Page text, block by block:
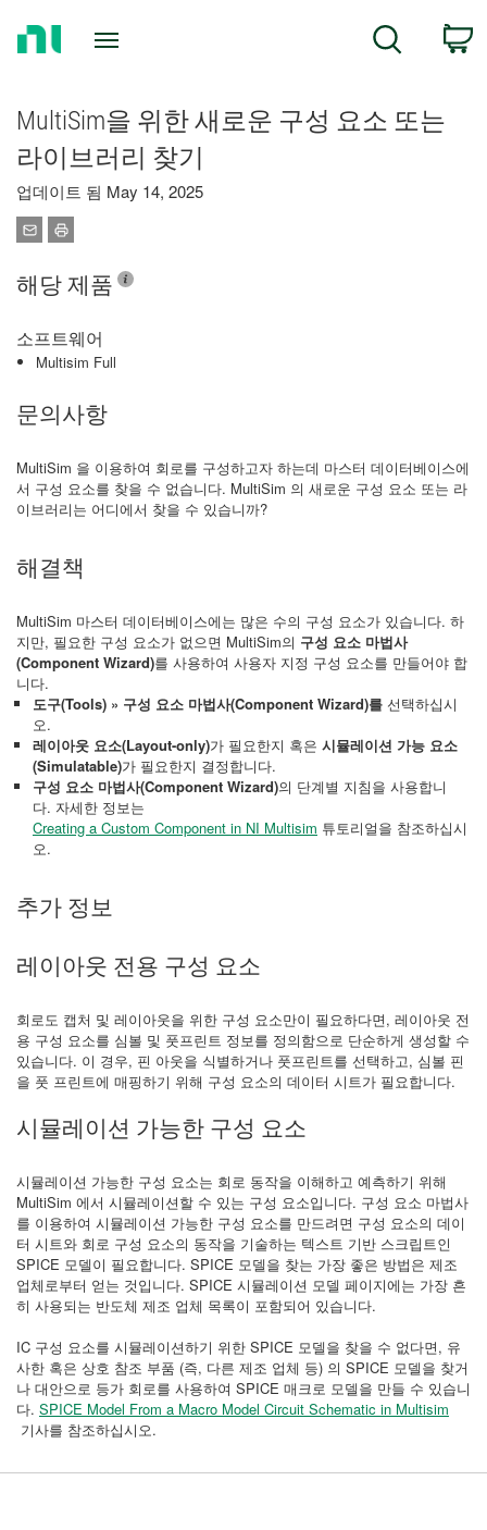
Search
MultiSim을 위한 새로운 구성 요소 또는
라이브러리 찾기
업데이트 됨 May 14, 2025
해당 제품
소프트웨어
Multisim Full
문의사항
MultiSim 을 이용하여 회로를 구성하고자 하는데 마스터 데이터베이스에
서 구성 요소를 찾을 수 없습니다. MultiSim 의 새로운 구성 요소 또는 라
이브러리는 어디에서 찾을 수 있습니까?
해결책
MultiSim 마스터 데이터베이스에는 많은 수의 구성 요소가 있습니다. 하
지만, 필요한 구성 요소가 없으면 MultiSim의 구성 요소 마법사
(Component Wizard)를 사용하여 사용자 지정 구성 요소를 만들어야 합
니다.
도구(Tools) » 구성 요소 마법사(Component Wizard)를 선택하십시
오.
레이아웃 요소(Layout-only)가 필요한지 혹은 시뮬레이션 가능 요소
(Simulatable)가 필요한지 결정합니다.
구성 요소 마법사(Component Wizard)의 단계별 지침을 사용합니
다. 자세한 정보는
Creating a Custom Component in NI Multisim 튜토리얼을 참조하십시
오.
추가 정보
레이아웃 전용 구성 요소
회로도 캡처 및 레이아웃을 위한 구성 요소만이 필요하다면, 레이아웃 전
용 구성 요소를 심볼 및 풋프린트 정보를 정의함으로 단순하게 생성할 수
있습니다. 이 경우, 핀 아웃을 식별하거나 풋프린트를 선택하고, 심볼 핀
을 풋 프린트에 매핑하기 위해 구성 요소의 데이터 시트가 필요합니다.
시뮬레이션 가능한 구성 요소
시뮬레이션 가능한 구성 요소는 회로 동작을 이해하고 예측하기 위해
MultiSim 에서 시뮬레이션할 수 있는 구성 요소입니다. 구성 요소 마법사
를 이용하여 시뮬레이션 가능한 구성 요소를 만드려면 구성 요소의 데이
터 시트와 회로 구성 요소의 동작을 기술하는 텍스트 기반 스크립트인
SPICE 모델이 필요합니다. SPICE 모델을 찾는 가장 좋은 방법은 제조
업체로부터 얻는 것입니다. SPICE 시뮬레이션 모델 페이지에는 가장 흔
히 사용되는 반도체 제조 업체 목록이 포함되어 있습니다.
IC 구성 요소를 시뮬레이션하기 위한 SPICE 모델을 찾을 수 없다면, 유
사한 혹은 상호 참조 부품 (즉, 다른 제조 업체 등) 의 SPICE 모델을 찾거
나 대안으로 등가 회로를 사용하여 SPICE 매크로 모델을 만들 수 있습니
다. SPICE Model From a Macro Model Circuit Schematic in Multisim
기사를 참조하십시오.